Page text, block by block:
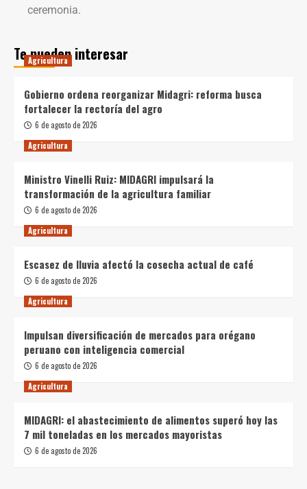
ceremonia.
Te pueden interesar
Agricultura
Gobierno ordena reorganizar Midagri: reforma busca
fortalecer la rectoría del agro
6 de agosto de 2026
Agricultura
Ministro Vinelli Ruiz: MIDAGRI impulsará la
transformación de la agricultura familiar
6 de agosto de 2026
Agricultura
Escasez de lluvia afectó la cosecha actual de café
6 de agosto de 2026
Agricultura
Impulsan diversificación de mercados para orégano
peruano con inteligencia comercial
6 de agosto de 2026
Agricultura
MIDAGRI: el abastecimiento de alimentos superó hoy las
7 mil toneladas en los mercados mayoristas
6 de agosto de 2026